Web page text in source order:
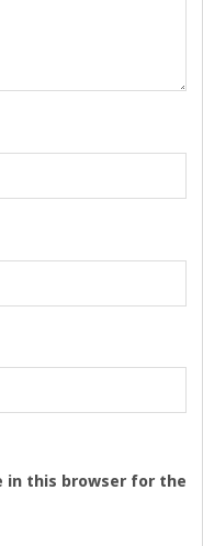
in this browser for the